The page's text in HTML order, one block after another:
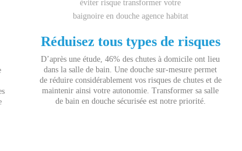
Réduisez tous types de risques
D’après une étude, 46% des chutes à domicile ont lieu
dans la salle de bain.Une douche sur-mesure permet
de réduire considérablement vos risques de chutes et de
maintenir ainsi votre autonomie. Transformer sa salle
de bain en douche sécurisée est notre priorité.